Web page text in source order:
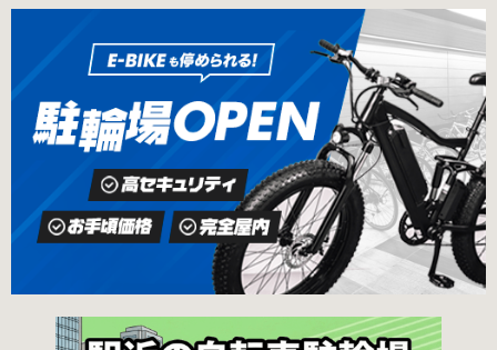
還料 2,500円 自転車の鍵 身分証明証 守口市HP
はこちら 堺市で撤去された場合 三国ヶ丘自転車
保管返還所 住所 堺区向陵東町1丁12-15 電話 三
国ヶ丘自転車保管返還所 最寄駅 南海高野線百舌
鳥八幡駅東出口 徒歩5分 返還の際に必要な書
類 返還料 1,500円 自転車の鍵 身分証明証 印鑑
堺市HPはこちら 吹田市で撤去された場合 片山
保管所 住所 吹田市片山町1丁目22番 電話 06-
6872-6136 最寄駅 JR線吹田駅北口 徒歩5分 返
還の際に必要な書類 返還料 3,000円 自転車の鍵
身分証明証
自転車駐輪場 利用方法 利用登録申請書の提出
利用登録申請書を窓口に提出ではなく、Web上
での利用登録になります。 利用料金 登録手数料
不要です。 定期利用料金 西三荘駅駐輪センター
屋根あり 一般：2,100円／月 屋根あり 障害者：
1,000円／月 土居駅東自転車駐車場 屋根あり 一
般：2,000円／月 屋根あり 学生：1,800円／月
屋根あり 障害者：1,000円／月 各駐輪場で定期
利用料金が異なります。詳細は各駐輪場または
管理会社にお問い合わせください。 一時利用料
金 1日1回につき150円で利用することができま
す。 守口市HPはこちら 堺市の自転車駐輪場 利
用方法 利用登録申請書の提出 申請手続きは各自
転車駐輪場の管理事務所で行ってください。 利
用料金 登録手数料 不要です。 定期利用料金 立